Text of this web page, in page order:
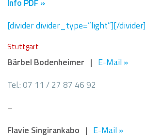
Info PDF »
[divider divider_type=”light”][/divider]
Stuttgart
Bärbel Bodenheimer | E-Mail »
Tel.: 07 11 / 27 87 46 92
–
Flavie Singirankabo | E-Mail »